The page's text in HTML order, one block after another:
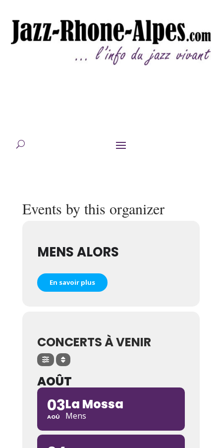
Events by this organizer
MENS ALORS
En savoir plus
CONCERTS À VENIR
AOÛT
03
AOÛ
La Mossa
Mens